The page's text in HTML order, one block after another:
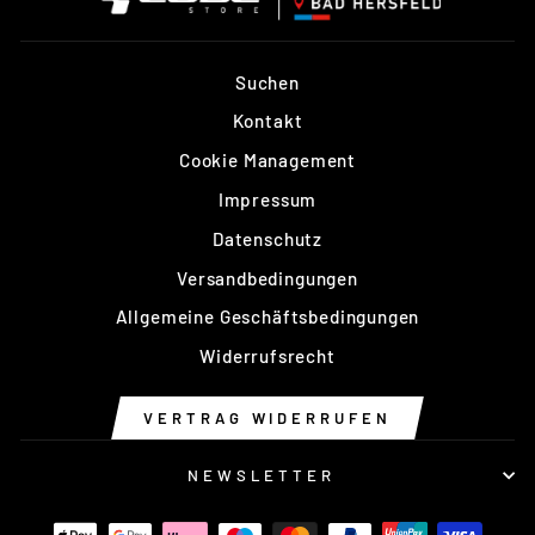
Suchen
Kontakt
Cookie Management
Impressum
Datenschutz
Versandbedingungen
Allgemeine Geschäftsbedingungen
Widerrufsrecht
VERTRAG WIDERRUFEN
NEWSLETTER